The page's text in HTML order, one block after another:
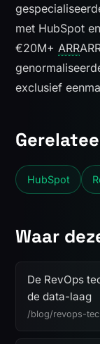
met HubSpot
€20M+ ARR
exclusief
HubSpot
Waar
De RevOps
de data-laag
/blog/revops-